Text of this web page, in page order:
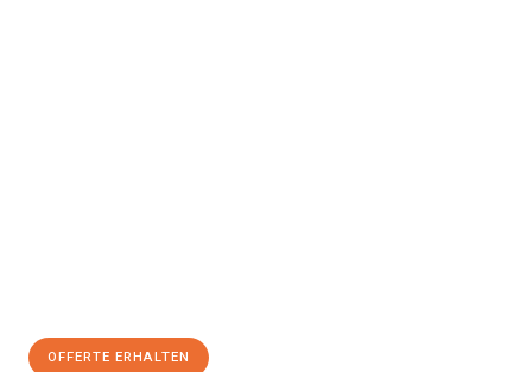
OFFERTE ERHALTEN